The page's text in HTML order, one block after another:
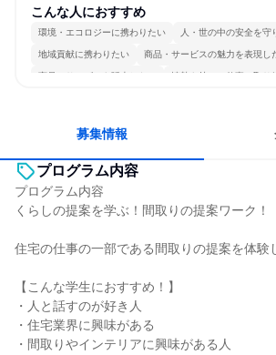
業界研究]、仕事体験）
こんな人におすすめ
環境・エコロジーに携わりたい 人・世の中の安全を守
地域貢献に携わりたい 商品・サービスの魅力を表現し
商品・サービスを販売したい 情熱を持って仕事に取り
募集情報
プログラム内容
プログラム内容
くらしの提案を学ぶ！間取りの提案ワーク！
住宅の仕事の一部である間取りの提案を体験
【こんな学生におすすめ！】
・人と話すのが好き人
・住宅業界に興味がある
・間取りやインテリアに興味がある人